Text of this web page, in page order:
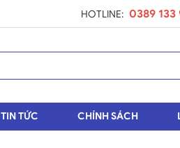
HOTLINE: 0389 133
TIN TỨC CHÍNH SÁCH